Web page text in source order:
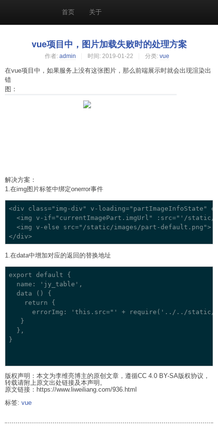
首页 关于
vue项目中，图片加载失败时的处理方案
作者: admin 时间: 2019-01-22 分类: vue
在vue项目中，如果服务上没有这张图片，那么前端展示时就会出现渲染出
错
图：
解决方案：
1.在img图片标签中绑定onerror事件
<div class="img-div" v-loading="partImageInfoState"
<img v-if="currentImagePart.imgUrl" :src="'/
  <img v-else src="/static/images/part-default.png">
1.在data中增加对应的返回的替换地址
export default {
  name: 'jy_table',
  data () {
    return {
errorImg: 'this.src="' + require('../../static/
   }
  },
}
版权声明：本文为李维亮博主的原创文章，遵循CC 4.0 BY-SA版权协议，
转载请附上原文出处链接及本声明。
原文链接：https://www.liweiliang.com/936.html
标签: vue